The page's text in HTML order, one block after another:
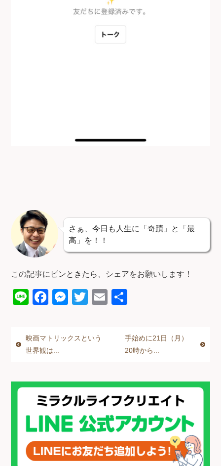
さぁ、今日も人生に「奇蹟」と「最
高」を！！
この記事にピンときたら、シェアをお願いします！
Li
F
e
o
k
M
e
er
T
er
E
映画マトリックスという
世界観は...
手始めに21日（月）
20時から...